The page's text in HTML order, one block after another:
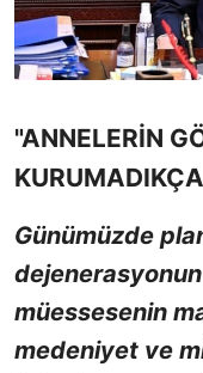
"ANNELERİN
Günümüzde
müessesenin
medeniyet ve